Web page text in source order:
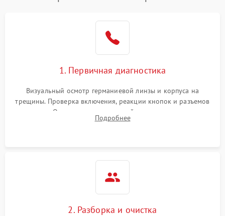
1. Первичная диагностика
Визуальный осмотр германиевой линзы и корпуса на
трещины. Проверка включения, реакции кнопок и разъемов
зарядки. Оценка вывода тепловой сигнатуры на экран,
проверка базовых функций и считывание системных
Подробнее
2. Разборка и очистка